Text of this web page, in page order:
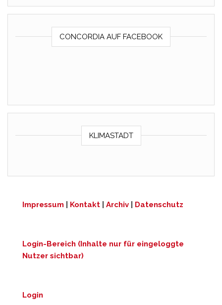
CONCORDIA AUF FACEBOOK
KLIMASTADT
Impressum Kontakt Archiv Datenschutz
Login-Bereich (Inhalte nur für eingeloggte
Nutzer sichtbar)
Login